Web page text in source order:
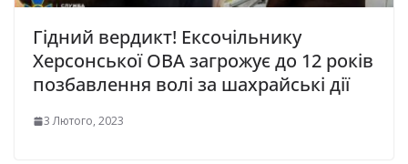
Гідний вердикт! Ексочільнику
Херсонської ОВА загрожує до 12 років
позбавлення волі за шахрайські дії
3 Лютого, 2023